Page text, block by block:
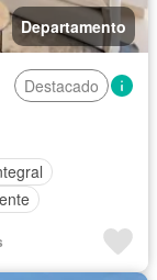
Departamento
Destacado